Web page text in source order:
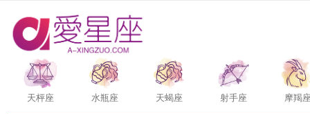
天枰座 水瓶座 天蝎座 射手座 摩羯